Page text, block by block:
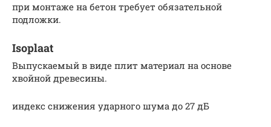
при монтаже на бетон требует обязательной
подложки.
Isoplaat
Выпускаемый в виде плит материал на основе
хвойной древесины.
индекс снижения ударного шума до 27 дБ